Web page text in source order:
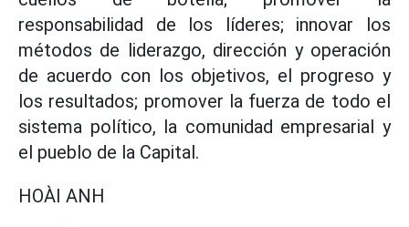
responsabilidad de los líderes; innovar los
métodos de liderazgo, dirección y operación
de acuerdo con los objetivos, el progreso y
los resultados; promover la fuerza de todo el
sistema político, la comunidad empresarial y
el pueblo de la Capital.
HOÀI ANH